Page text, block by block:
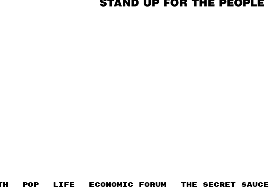
POP LIFE ECONOMIC FORUM THE SECRET SAUCE​